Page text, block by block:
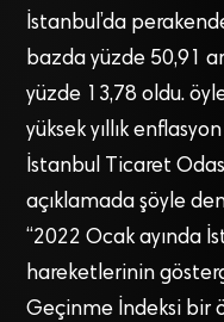
İstanbul’da
bazda yüzde 50,91
yüzde 13,78 oldu.
yüksek yıllık
İstanbul Ticaret
açıklamada şöyle
“2022 Ocak ayında
hareketlerinin
Geçinme İndeksi bir